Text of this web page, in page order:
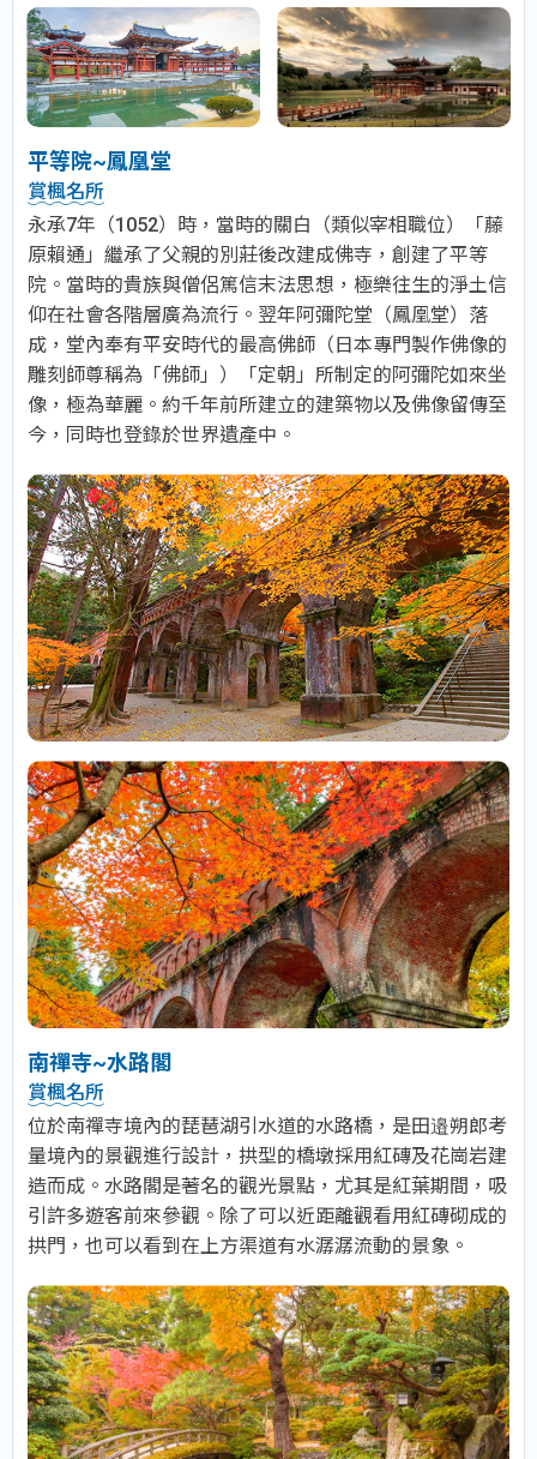
平等院~鳳凰堂
賞楓名所
永承7年（1052）時，當時的關白（類似宰相職位）「藤
原賴通」繼承了父親的別莊後改建成佛寺，創建了平等
院。當時的貴族與僧侶篤信末法思想，極樂往生的淨土信
仰在社會各階層廣為流行。翌年阿彌陀堂（鳳凰堂）落
成，堂內奉有平安時代的最高佛師（日本專門製作佛像的
雕刻師尊稱為「佛師」）「定朝」所制定的阿彌陀如來坐
像，極為華麗。約千年前所建立的建築物以及佛像留傳至
今，同時也登錄於世界遺產中。
南禪寺~水路閣
賞楓名所
位於南禪寺境內的琵琶湖引水道的水路橋，是田邉朔郎考
量境內的景觀進行設計，拱型的橋墩採用紅磚及花崗岩建
造而成。水路閣是著名的觀光景點，尤其是紅葉期間，吸
引許多遊客前來參觀。除了可以近距離觀看用紅磚砌成的
拱門，也可以看到在上方渠道有水潺潺流動的景象。